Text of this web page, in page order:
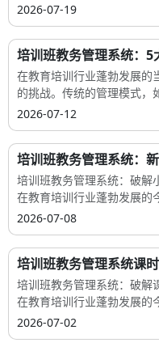
2026-07-19
培训班教务管理系统：
在教育培训行业蓬勃发展的
的挑战。传统的管理模式，
2026-07-12
培训班教务管理系统：
培训班教务管理系统：破解
在教育培训行业蓬勃发展的
2026-07-08
培训班教务管理系统课
培训班教务管理系统：破解
在教育培训行业蓬勃发展的
2026-07-02